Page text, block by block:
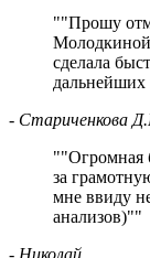
" Прошу
сделала
дальнейших
- Стариченкова
" Огромная
за
мне ввиду
анализов) "